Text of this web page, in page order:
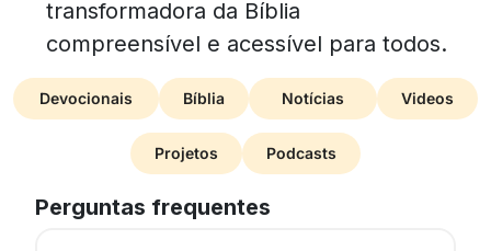
transformadora da Bíblia
compreensível e acessível para todos.
Devocionais Bíblia Notícias Videos
Projetos Podcasts
Perguntas frequentes